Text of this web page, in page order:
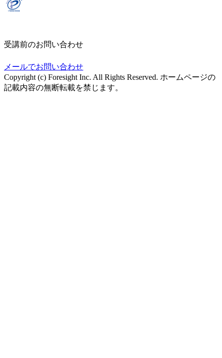
受講前のお問い合わせ
メールでお問い合わせ
Copyright (c) Foresight Inc. All Rights Reserved. ホームページの
記載内容の無断転載を禁じます。